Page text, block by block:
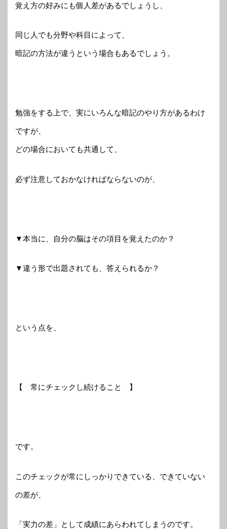
覚え方の好みにも個人差があるでしょうし、
同じ人でも分野や科目によって、
暗記の方法が違うという場合もあるでしょう。
勉強をする上で、実にいろんな暗記のやり方があるわけ
ですが、
どの場合においても共通して、
必ず注意しておかなければならないのが、
▼本当に、自分の脳はその項目を覚えたのか？
▼違う形で出題されても、答えられるか？
という点を、
【 常にチェックし続けること 】
です。
このチェックが常にしっかりできている、できていない
の差が、
「実力の差」として成績にあらわれてしまうのです。